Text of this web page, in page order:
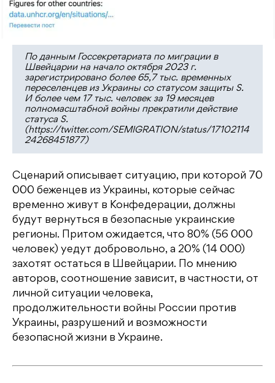
По данным Госсекретариата по миграции в
Швейцарии на начало октября 2023 г.
зарегистрировано более 65,7 тыс. временных
переселенцев из Украины со статусом защиты S.
И более чем 17 тыс. человек за 19 месяцев
полномасштабной войны прекратили действие
статуса S.
(https://twitter.com/SEMIGRATION/status/17102114
24268451877)
Сценарий описывает ситуацию, при которой 70
000 беженцев из Украины, которые сейчас
временно живут в Конфедерации, должны
будут вернуться в безопасные украинские
регионы. Притом ожидается, что 80% (56 000
человек) уедут добровольно, а 20% (14 000)
захотят остаться в Швейцарии. По мнению
авторов, соотношение зависит, в частности, от
личной ситуации человека,
продолжительности войны России против
Украины, разрушений и возможности
безопасной жизни в Украине.